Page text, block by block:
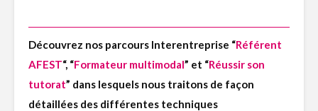
Découvrez nos parcours Interentreprise “Référent
AFEST“, “Formateur multimodal” et “Réussir son
tutorat” dans lesquels nous traitons de façon
détaillées des différentes techniques